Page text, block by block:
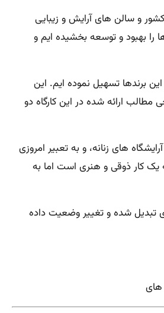
کشور و سالن های آرایش و زیبایی
را بهبود و توسعه بخشیده ایم و
برندها تسهیل نموده ایم. این
مطالب ارائه شده در این کارگاه دو
های زنانه، و به تعبیر امروزی
یک کار ذوقی و هنری است اما به
تبدیل شده و تغییر وضعیت داده
های